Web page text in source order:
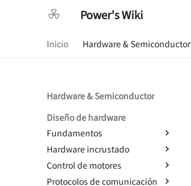
Power's Wiki
Inicio Hardware & Semiconductor
Hardware & Semiconductor
Diseño de hardware
Fundamentos
Componentes básicos -
Resistencias
Componentes básicos -
Hardware incrustado
RobotCtrl - Kit de Desarrollo
Universal STM32
Control de motores
Diseño de control de motor de
Protocolos de comunicación